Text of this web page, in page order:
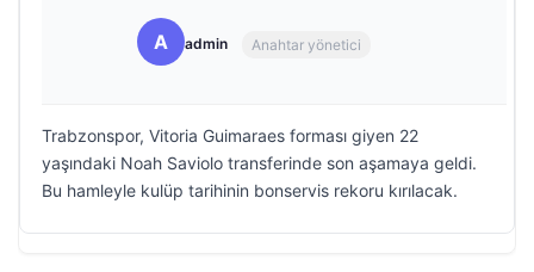
A admin Anahtar yönetici
Trabzonspor, Vitoria Guimaraes forması giyen 22
yaşındaki Noah Saviolo transferinde son aşamaya geldi.
Bu hamleyle kulüp tarihinin bonservis rekoru kırılacak.